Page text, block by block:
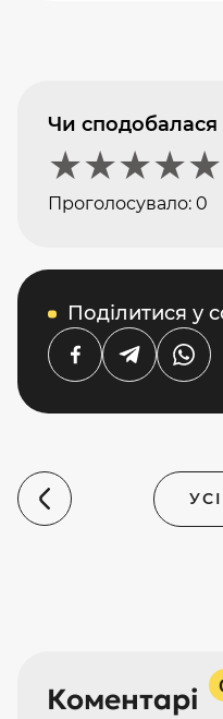
Чи сподобалася
★★★★★
Проголосувало:0
Поділитися у
Коментарі